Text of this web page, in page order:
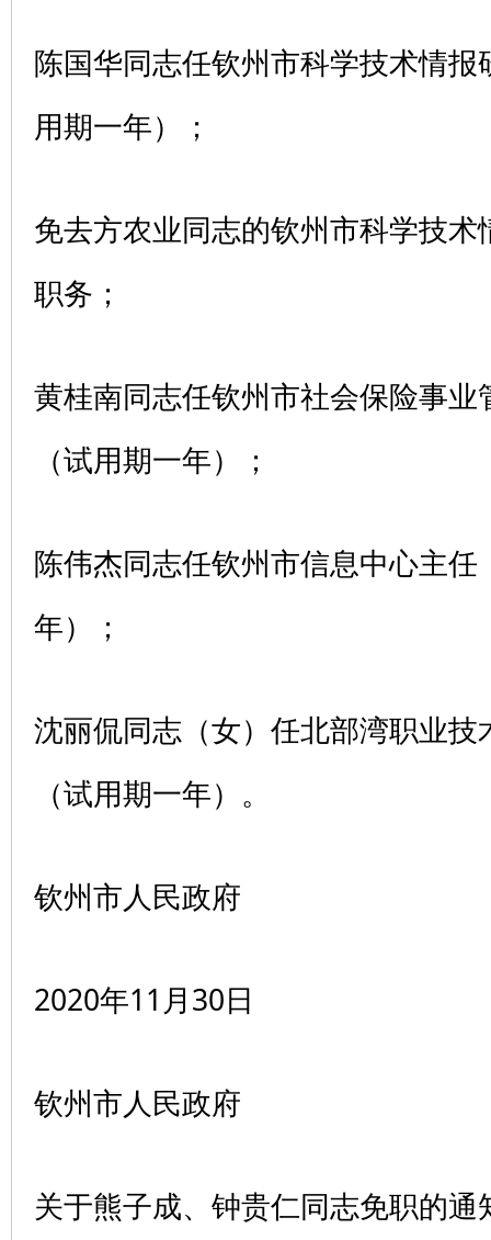
陈国华同志任钦州市科学技术情报
用期一年）；
免去方农业同志的钦州市科学技术
职务；
黄桂南同志任钦州市社会保险事业
（试用期一年）；
陈伟杰同志任钦州市信息中心主任
年）；
沈丽侃同志（女）任北部湾职业技
（试用期一年）。
钦州市人民政府
2020年11月30日
钦州市人民政府
关于熊子成、钟贵仁同志免职的通